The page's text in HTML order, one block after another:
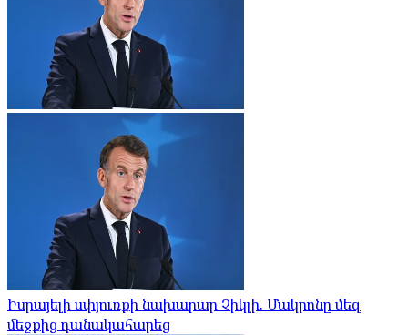
Իսրայելի սփյուռքի նախարար Չիկլի. Մակրոնը մեզ
մեջքից դանակահարեց